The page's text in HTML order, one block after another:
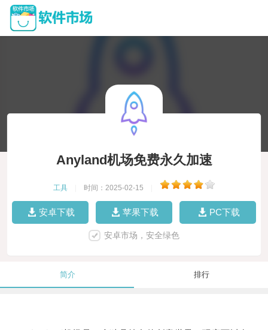
Anyland机场免费永久加速
工具 时间：2025-02-15
安卓下载 苹果下载 PC下载
安卓市场，安全绿色
简介 排行